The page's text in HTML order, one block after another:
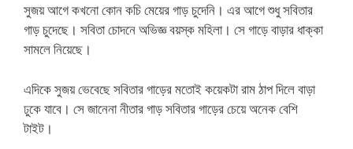
সুজয় আগে কখনো কোন কচি মেয়ের গাড় চুদেনি। এর আগে শুধু সবিতার
গাড় চুদেছে। সবিতা চোদনে অভিজ্ঞ বয়স্ক মহিলা। সে গাড়ে বাড়ার ধাক্কা
সামলে নিয়েছে।
এদিকে সুজয় ভেবেছে সবিতার গাড়ের মতোই কয়েকটা রাম ঠাপ দিলে বাড়া
ঢুকে যাবে। সে জানেনা নীতার গাড় সবিতার গাড়ের চেয়ে অনেক বেশি
টাইট।